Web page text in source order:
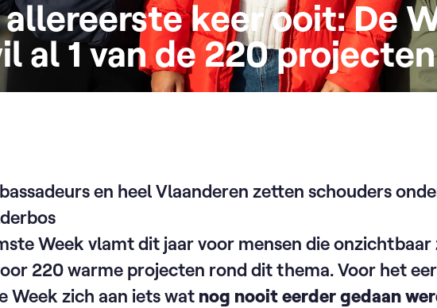
keer ooit: De
al 1 van de 220
en heel Vlaanderen zetten schouders
Week vlamt dit jaar voor mensen die
220 warme projecten rond dit thema. Voor het
Week zich aan iets wat nog nooit eerder gedaan